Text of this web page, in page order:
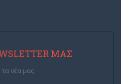
ΜΑΣ
νέα μας